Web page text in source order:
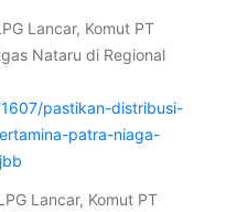
Lancar, Komut PT
Nataru di Regional
pastikan-distribusi-
patra-niaga-
Lancar, Komut PT